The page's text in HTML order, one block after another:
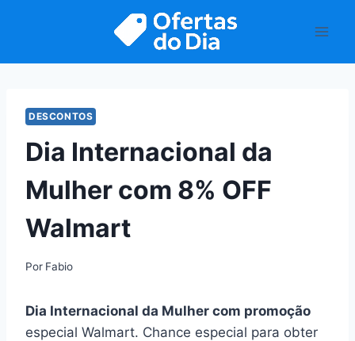
DESCONTOS
Dia Internacional da
Mulher com 8% OFF
Walmart
Por Fabio
Dia Internacional da Mulher com promoção
especial Walmart. Chance especial para obter